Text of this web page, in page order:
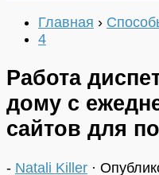
Главная ›
4
Работа
дому с
сайтов для
- Natali Killer ·